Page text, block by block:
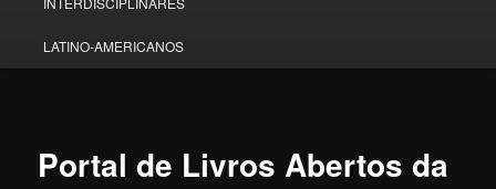
LATINO-AMERICANOS
Portal de Livros Abertos da